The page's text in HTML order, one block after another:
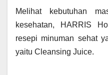
Melihat kebutuhan
kesehatan, HARRIS
resepi minuman sehat
yaitu Cleansing Juice.